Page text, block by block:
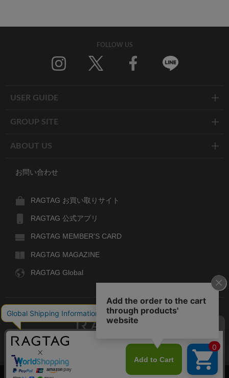
FOLLOW US
USER GUIDE
GROUP SITE
ABOUT US
お問い合わせ
RAGTAG お買い取りサイト
RAGTAG 公式アプリ
RAGTAG MEMBER'S CARD
RAGTAG MAGAZINE
RAGTAG Global
デザイナーズブランドのユーズド・セレクトショップ